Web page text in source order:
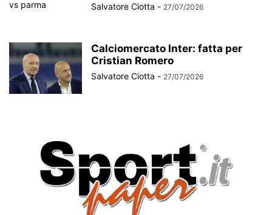
Salvatore Ciotta - 27/07/2026
Calciomercato Inter: fatta per
Cristian Romero
Salvatore Ciotta - 27/07/2026